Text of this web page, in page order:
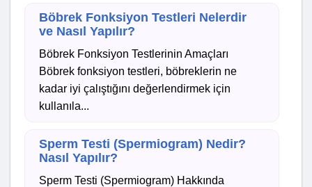
Böbrek Fonksiyon Testleri Nelerdir
ve Nasıl Yapılır?
Böbrek Fonksiyon Testlerinin Amaçları
Böbrek fonksiyon testleri, böbreklerin ne
kadar iyi çalıştığını değerlendirmek için
kullanıla...
Sperm Testi (Spermiogram) Nedir?
Nasıl Yapılır?
Sperm Testi (Spermiogram) Hakkında